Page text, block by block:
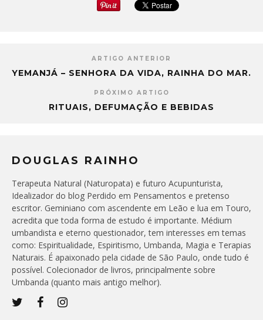
ARTIGO ANTERIOR
YEMANJÁ – SENHORA DA VIDA, RAINHA DO MAR.
PRÓXIMO ARTIGO
RITUAIS, DEFUMAÇÃO E BEBIDAS
DOUGLAS RAINHO
Terapeuta Natural (Naturopata) e futuro Acupunturista,
Idealizador do blog Perdido em Pensamentos e pretenso
escritor. Geminiano com ascendente em Leão e lua em Touro,
acredita que toda forma de estudo é importante. Médium
umbandista e eterno questionador, tem interesses em temas
como: Espiritualidade, Espiritismo, Umbanda, Magia e Terapias
Naturais. É apaixonado pela cidade de São Paulo, onde tudo é
possível. Colecionador de livros, principalmente sobre
Umbanda (quanto mais antigo melhor).